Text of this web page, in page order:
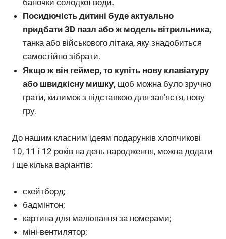
баночки солодкої води.
Посидючість дитині буде актуально
придбати 3D пазл або ж модель вітрильника,
танка або військового літака, яку знадобиться
самостійно зібрати.
Якщо ж він геймер, то купіть нову клавіатуру
або швидкісну мишку, щоб можна було зручно
грати, килимок з підставкою для зап’ястя, нову
гру.
До нашим класним ідеям подарунків хлопчикові
10, 11 і 12 років на день народження, можна додати
і ще кілька варіантів:
скейтборд;
бадмінтон;
картина для малювання за номерами;
міні-вентилятор;